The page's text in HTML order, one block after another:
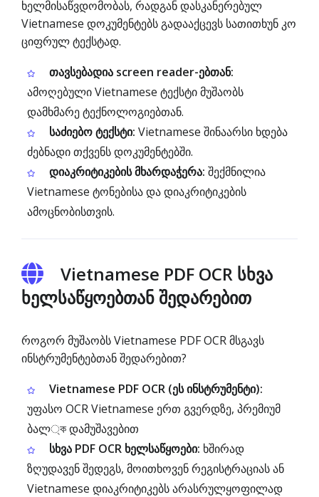
ხელმისაწვდომობას, რადგან დასკანერებულ
Vietnamese დოკუმენტებს გადააქცევს სათითხუნ კო
ციფრულ ტექსტად.
თავსებადია screen reader-ებთან:
ამოღებული Vietnamese ტექსტი მუშაობს
დამხმარე ტექნოლოგიებთან.
საძიებო ტექსტი: Vietnamese შინაარსი ხდება
ძებნადი თქვენს დოკუმენტებში.
დიაკრიტიკების მხარდაჭერა: შექმნილია
Vietnamese ტონებისა და დიაკრიტიკების
ამოცნობისთვის.
Vietnamese PDF OCR სხვა
ხელსაწყოებთან შედარებით
როგორ მუშაობს Vietnamese PDF OCR მსგავს
ინსტრუმენტებთან შედარებით?
Vietnamese PDF OCR (ეს ინსტრუმენტი):
უფასო OCR Vietnamese ერთ გვერდზე, პრემიუმ
ბალ্ক დამუშავებით
სხვა PDF OCR ხელსაწყოები: ხშირად
ზღუდავენ შედეგს, მოითხოვენ რეგისტრაციას ან
Vietnamese დიაკრიტიკებს არასრულყოფილად